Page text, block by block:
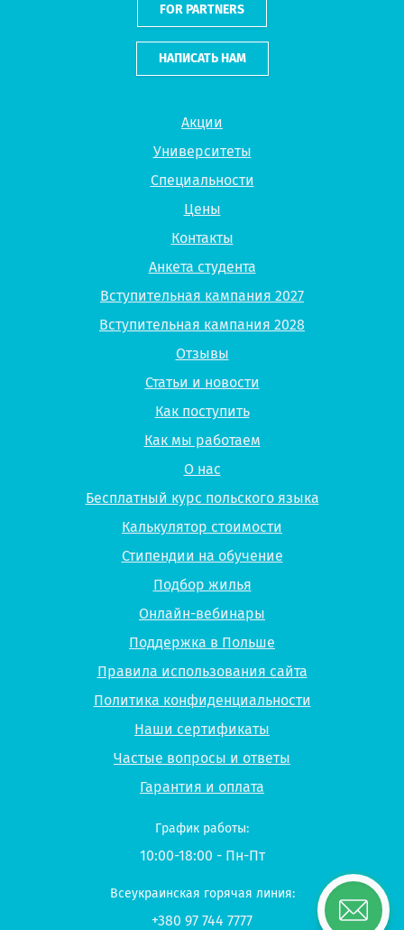
Акции
Университеты
Специальности
Цены
Контакты
Анкета студента
Вступительная кампания 2027
Вступительная кампания 2028
Отзывы
Статьи и новости
Как поступить
Как мы работаем
О нас
Бесплатный курс польского языка
Калькулятор стоимости
Стипендии на обучение
Подбор жилья
Онлайн-вебинары
Поддержка в Польше
Правила использования сайта
Политика конфиденциальности
Наши сертификаты
Частые вопросы и ответы
Гарантия и оплата
FOR PARTNERS
НАПИСАТЬ НАМ
График работы:
10:00-18:00 - Пн-Пт
Всеукраинская горячая линия:
+380 97 744 7777